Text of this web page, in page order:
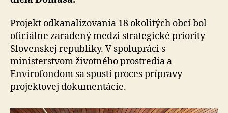
Projekt odkanalizovania 18 okolitých obcí bol
oficiálne zaradený medzi strategické priority
Slovenskej republiky. V spolupráci s
ministerstvom životného prostredia a
Envirofondom sa spustí proces prípravy
projektovej dokumentácie.